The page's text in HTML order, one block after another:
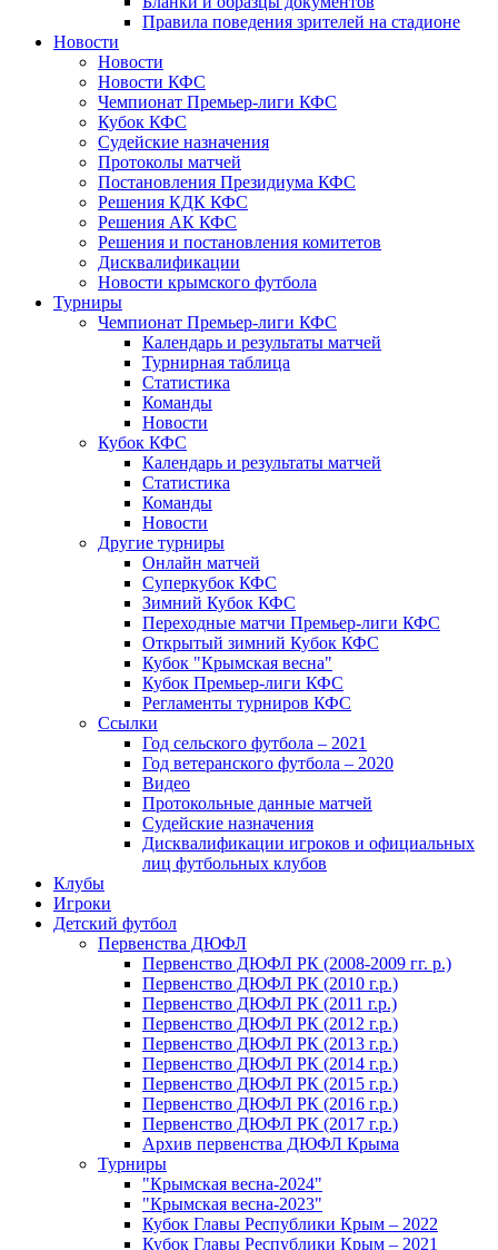
Правила поведения зрителей на стадионе
Новости
Новости
Новости КФС
Чемпионат Премьер-лиги КФС
Кубок КФС
Судейские назначения
Протоколы матчей
Постановления Президиума КФС
Решения КДК КФС
Решения АК КФС
Решения и постановления комитетов
Дисквалификации
Новости крымского футбола
Турниры
Чемпионат Премьер-лиги КФС
Календарь и результаты матчей
Турнирная таблица
Статистика
Команды
Новости
Кубок КФС
Календарь и результаты матчей
Статистика
Команды
Новости
Другие турниры
Онлайн матчей
Суперкубок КФС
Зимний Кубок КФС
Переходные матчи Премьер-лиги КФС
Открытый зимний Кубок КФС
Кубок "Крымская весна"
Кубок Премьер-лиги КФС
Регламенты турниров КФС
Ссылки
Год сельского футбола – 2021
Год ветеранского футбола – 2020
Видео
Протокольные данные матчей
Судейские назначения
Дисквалификации игроков и официальных
лиц футбольных клубов
Клубы
Игроки
Детский футбол
Первенства ДЮФЛ
Первенство ДЮФЛ РК (2008-2009 гг. р.)
Первенство ДЮФЛ РК (2010 г.р.)
Первенство ДЮФЛ РК (2011 г.р.)
Первенство ДЮФЛ РК (2012 г.р.)
Первенство ДЮФЛ РК (2013 г.р.)
Первенство ДЮФЛ РК (2014 г.р.)
Первенство ДЮФЛ РК (2015 г.р.)
Первенство ДЮФЛ РК (2016 г.р.)
Первенство ДЮФЛ РК (2017 г.р.)
Архив первенства ДЮФЛ Крыма
Турниры
"Крымская весна-2024"
"Крымская весна-2023"
Кубок Главы Республики Крым – 2022
Кубок Главы Республики Крым – 2021